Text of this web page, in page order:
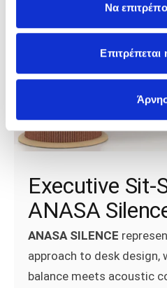
Να
Επιτρέπεται
Executive Sit-
ANASA
ANASA SILENCE
approach to desk design,
balance meets acoustic
Syntheka
With its modular design,
shelving system offers a
solution for modern work
Open in DROMEAS
Lighting AURA
Aura , the innovative
desks, enhanced by
motion sensors.